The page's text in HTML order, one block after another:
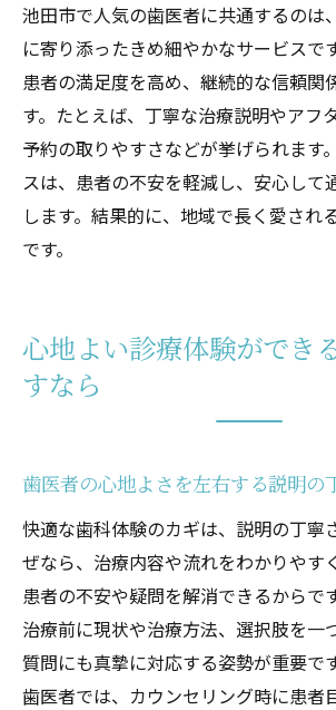
池田市で人気の歯医者に共通するのは
に寄り添ったきめ細やかなサービスで
患者の満足度を高め、継続的な信頼関
す。たとえば、丁寧な治療説明やアフ
予約の取りやすさなどが挙げられます
スは、患者の不安を軽減し、安心して
します。結果的に、地域で長く愛され
です。
心地よい診療体験ができ
すなら
歯医者の心地よさを左右する説明の
快適な歯科体験のカギは、説明の丁寧
ぜなら、治療内容や流れをわかりやす
患者の不安や疑問を解消できるからで
治療前に現状や治療方法、選択肢を一
質問にも真摯に対応する姿勢が重要で
歯医者では、カウンセリング時に患者